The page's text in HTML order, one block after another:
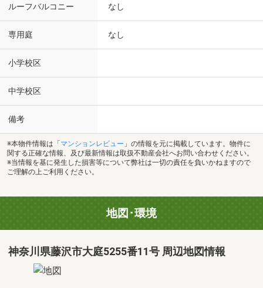
ルーフバルコニー なし
専用庭 なし
小学校区
中学校区
備考
※本物件情報は「 マンションレビュー 」の情報を元に掲載しています。物件に
関する正確な情報、及び最新情報は取扱不動産会社へお問い合わせください。
※当情報を基に発生した損害等について弊社は一切の責任を負いかねますので
ご理解の上ご利用ください。
地図･環境
神奈川県藤沢市大庭5255番11号 周辺地図情報